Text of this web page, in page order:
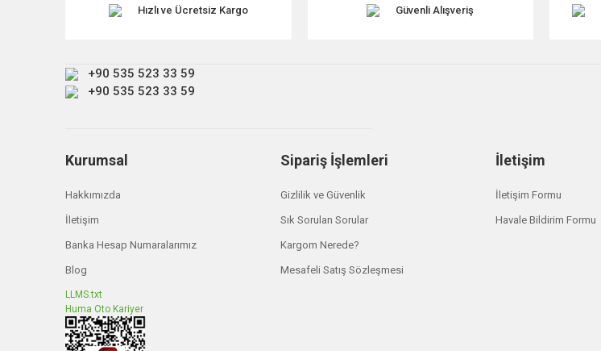
Ürün açıklamasında eksik bilgiler bulunuyor.
Bu ürüne benzer farklı alternatifler olmalı.
Hızlı ve Ücretsiz Kargo Güvenli Alışveriş
+90 535 523 33 59
+90 535 523 33 59
Kurumsal
Hakkımızda
İletişim
Banka Hesap Numaralarımız
Blog
LLMS.txt
Huma Oto Kariyer
Sipariş İşlemleri
Gizlilik ve Güvenlik
Sık Sorulan Sorular
Kargom Nerede?
Mesafeli Satış Sözleşmesi
İletişim
İletişim Formu
Havale Bildirim Formu